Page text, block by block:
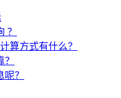
？
算方式有什么？
？